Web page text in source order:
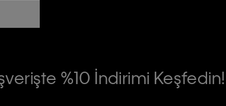
%10 İndirimi Keşfedin!